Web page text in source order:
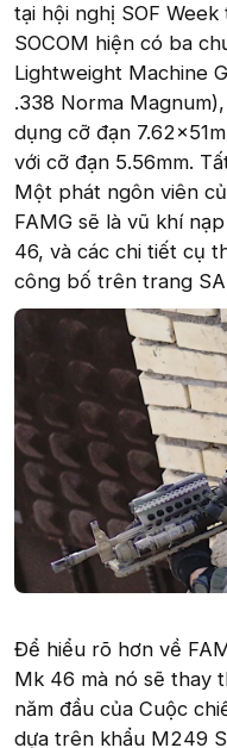
tại hội nghị SOF
SOCOM hiện có ba
Lightweight Machine
.338 Norma
dụng cỡ đạn
với cỡ đạn 5.56mm.
Một phát ngôn viên
FAMG sẽ là vũ khí
46, và các chi tiết cụ
công bố trên trang
Để hiểu rõ hơn về
Mk 46 mà nó sẽ thay
năm đầu của Cuộc
dựa trên khẩu M249